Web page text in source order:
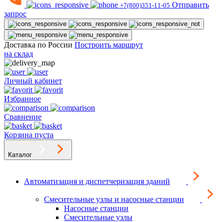
+7(800)351-11-05 Отправить
запрос
Доставка по России Построить маршрут
на склад
Личный кабинет
Избранное
Сравнение
Корзина пуста
Каталог
Автоматизация и диспетчеризация зданий
Смесительные узлы и насосные станции
Насосные станции
Смесительные узлы